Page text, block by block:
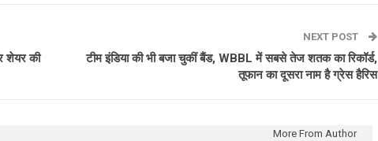
शेयर की
NEXT POST
टीम इंडिया की भी बजा चुकीं बैंड, WBBL में सबसे तेज शतक का रिकॉर्ड,
तूफान का दूसरा नाम है ग्रेस हैरिस
More From Author